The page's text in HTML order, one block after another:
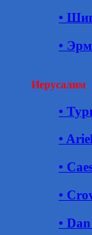
•
•
Иерусалим
•
•
•
•
•